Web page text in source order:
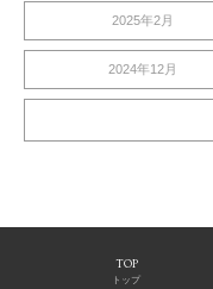
2025年2月
2024年12月
TOP
トップ